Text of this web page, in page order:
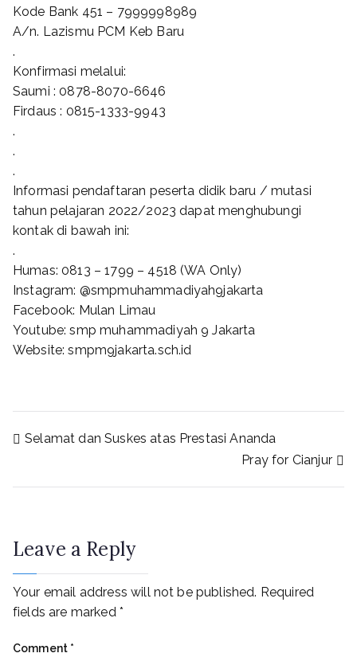
Kode Bank 451 – 7999998989
A/n. Lazismu PCM Keb Baru
.
Konfirmasi melalui:
Saumi : 0878-8070-6646
Firdaus : 0815-1333-9943
.
.
.
Informasi pendaftaran peserta didik baru / mutasi
tahun pelajaran 2022/2023 dapat menghubungi
kontak di bawah ini:
.
Humas: 0813 – 1799 – 4518 (WA Only)
Instagram: @smpmuhammadiyah9jakarta
Facebook: Mulan Limau
Youtube: smp muhammadiyah 9 Jakarta
Website: smpm9jakarta.sch.id
Selamat dan Suskes atas Prestasi Ananda
Pray for Cianjur
Leave a Reply
Your email address will not be published. Required
fields are marked *
Comment *